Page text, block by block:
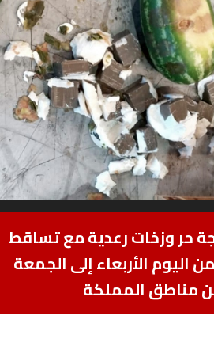
حر وزخات رعدية مع تساقط
اليوم الأربعاء إلى الجمعة
مناطق المملكة